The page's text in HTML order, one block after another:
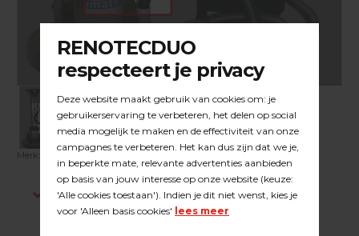
Merk: DUOLINE | Artikelnummer:
Indien op voorraad, voor 15:00 besteld is
dezelfde werkdag verstuurd.